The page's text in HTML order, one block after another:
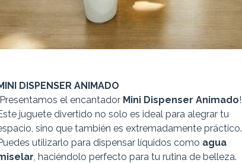
DISPENSER ANIMADO
el encantador Mini Dispenser Animado!
juguete divertido no solo es ideal para alegrar tu
sino que también es extremadamente práctico.
utilizarlo para dispensar líquidos como agua
, haciéndolo perfecto para tu rutina de belleza.